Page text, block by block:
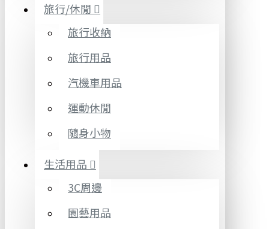
旅行/休閒
旅行收納
旅行用品
汽機車用品
運動休閒
隨身小物
生活用品
3C周邊
園藝用品